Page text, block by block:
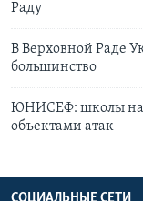
Раду
В Верховной Раде
большинство
ЮНИСЕФ: школы на
объектами атак